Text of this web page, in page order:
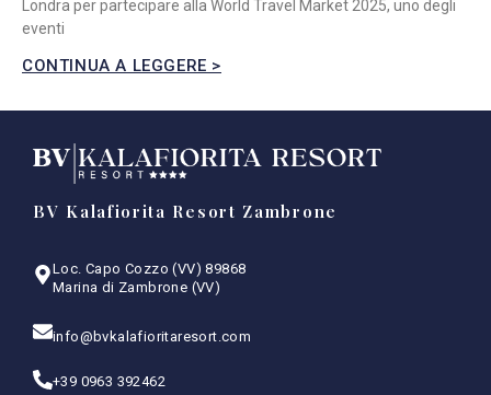
Londra per partecipare alla World Travel Market 2025, uno degli
eventi
CONTINUA A LEGGERE >
BV Kalafiorita Resort Zambrone
Loc. Capo Cozzo (VV) 89868
Marina di Zambrone (VV)
info@bvkalafioritaresort.com
+39 0963 392462